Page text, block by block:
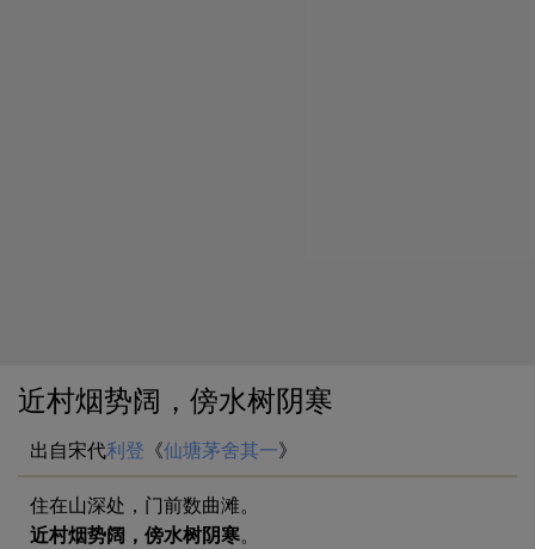
近村烟势阔，傍水树阴寒
出自宋代利登 《仙塘茅舍其一》
住在山深处，门前数曲滩。
近村烟势阔，傍水树阴寒。